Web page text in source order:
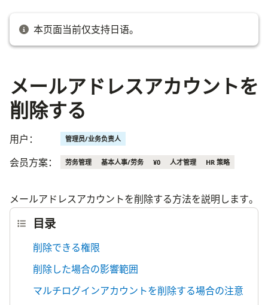
本页面当前仅支持日语。
メールアドレスアカウントを
削除する
用户： 管理员/业务负责人
会员方案： 劳务管理 基本人事/劳务 ¥0 人才管理 HR 策略
メールアドレスアカウントを削除する方法を説明します。
目录
削除できる権限
削除した場合の影響範囲
マルチログインアカウントを削除する場合の注意